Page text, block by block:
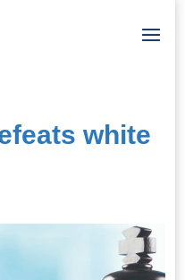
white